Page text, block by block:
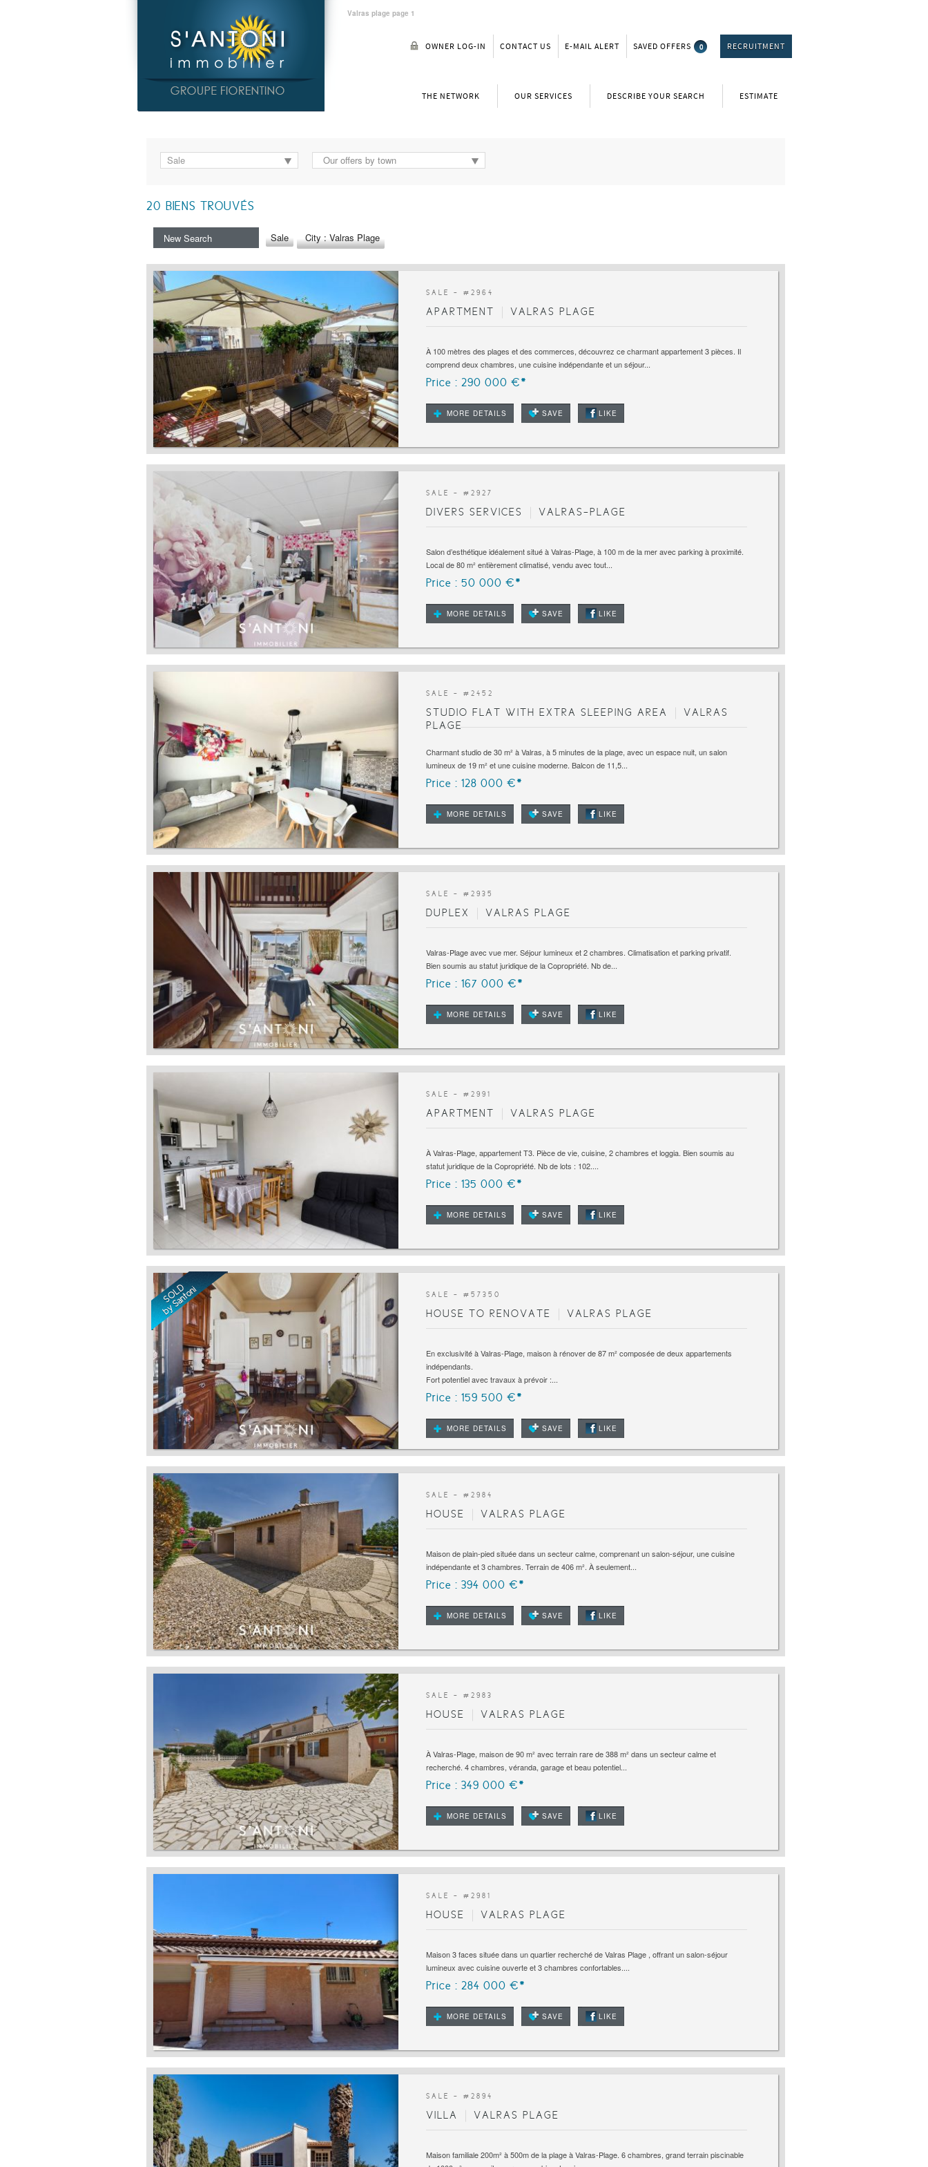
Valras plage page 1
OWNER LOG-IN CONTACT US E-MAIL ALERT SAVED OFFERS 0 RECRUITMENT
THE NETWORK OUR SERVICES DESCRIBE YOUR SEARCH ESTIMATE
Sale Our offers by town
20 BIENS TROUVÉS
New Search Sale City : Valras Plage
SALE - # 2964
APARTMENT VALRAS PLAGE
À 100 mètres des plages et des commerces, découvrez ce charmant appartement 3 pièces. Il
comprend deux chambres, une cuisine indépendante et un séjour...
Price : 290 000 €*
MORE DETAILS SAVE LIKE
SALE - # 2927
DIVERS SERVICES VALRAS-PLAGE
Salon d’esthétique idéalement situé à Valras-Plage, à 100 m de la mer avec parking à proximité.
Local de 80 m² entièrement climatisé, vendu avec tout...
Price : 50 000 €*
MORE DETAILS SAVE LIKE
SALE - # 2452
STUDIO FLAT WITH EXTRA SLEEPING AREA
VALRAS
PLAGE
Charmant studio de 30 m² à Valras, à 5 minutes de la plage, avec un espace nuit, un salon
lumineux de 19 m² et une cuisine moderne. Balcon de 11,5...
Price : 128 000 €*
MORE DETAILS SAVE LIKE
SALE - # 2935
DUPLEX VALRAS PLAGE
Valras-Plage avec vue mer. Séjour lumineux et 2 chambres. Climatisation et parking privatif.
Bien soumis au statut juridique de la Copropriété. Nb de...
Price : 167 000 €*
MORE DETAILS SAVE LIKE
SALE - # 2991
APARTMENT VALRAS PLAGE
À Valras-Plage, appartement T3. Pièce de vie, cuisine, 2 chambres et loggia. Bien soumis au
statut juridique de la Copropriété. Nb de lots : 102....
Price : 135 000 €*
MORE DETAILS SAVE LIKE
SALE - # 57350
HOUSE TO RENOVATE VALRAS PLAGE
En exclusivité à Valras-Plage, maison à rénover de 87 m² composée de deux appartements
indépendants.
Fort potentiel avec travaux à prévoir :...
Price : 159 500 €*
MORE DETAILS SAVE LIKE
SALE - # 2984
HOUSE VALRAS PLAGE
Maison de plain-pied située dans un secteur calme, comprenant un salon-séjour, une cuisine
indépendante et 3 chambres. Terrain de 406 m². À seulement...
Price : 394 000 €*
MORE DETAILS SAVE LIKE
SALE - # 2983
HOUSE VALRAS PLAGE
À Valras-Plage, maison de 90 m² avec terrain rare de 388 m² dans un secteur calme et
recherché. 4 chambres, véranda, garage et beau potentiel...
Price : 349 000 €*
MORE DETAILS SAVE LIKE
SALE - # 2981
HOUSE VALRAS PLAGE
Maison 3 faces située dans un quartier recherché de Valras Plage , offrant un salon-séjour
lumineux avec cuisine ouverte et 3 chambres confortables....
Price : 284 000 €*
MORE DETAILS SAVE LIKE
SALE - # 2894
VILLA VALRAS PLAGE
Maison familiale 200m² à 500m de la plage à Valras-Plage. 6 chambres, grand terrain piscinable